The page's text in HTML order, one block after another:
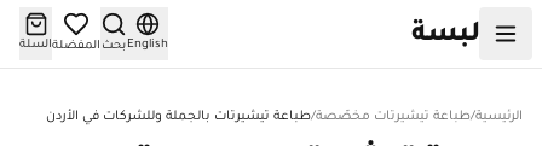
لبسة Englishبحث المفضلةالسلة
الرئيسية/طباعة تيشيرتات مخصّصة/طباعة تيشيرتات بالجملة وللشركات في الأردن